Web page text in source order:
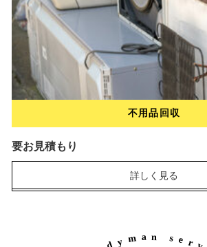
チェーン調整・交換
詳しく見る
不用品回収
要お見積もり
詳しく見る
ym a n s e r